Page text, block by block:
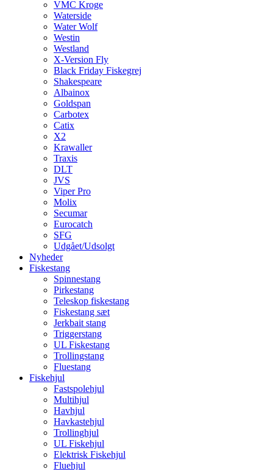
VMC Kroge
Waterside
Water Wolf
Westin
Westland
X-Version Fly
Black Friday Fiskegrej
Shakespeare
Albainox
Goldspan
Carbotex
Catix
X2
Krawaller
Traxis
DLT
JVS
Viper Pro
Molix
Secumar
Eurocatch
SFG
Udgået/Udsolgt
Nyheder
Fiskestang
Spinnestang
Pirkestang
Teleskop fiskestang
Fiskestang sæt
Jerkbait stang
Triggerstang
UL Fiskestang
Trollingstang
Fluestang
Fiskehjul
Fastspolehjul
Multihjul
Havhjul
Havkastehjul
Trollinghjul
UL Fiskehjul
Elektrisk Fiskehjul
Fluehjul